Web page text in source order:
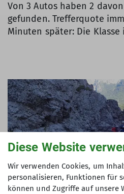
Von 3 Autos haben 2
gefunden. Trefferquote
Minuten später: Die
Diese Website
Wir verwenden Cookies, um
personalisieren, Funktionen für
können und Zugriffe auf unsere